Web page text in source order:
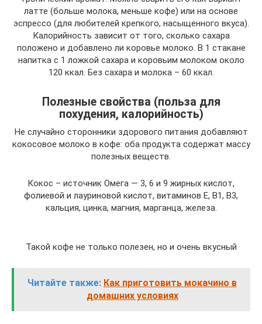
латте (больше молока, меньше кофе) или на основе
эспрессо (для любителей крепкого, насыщенного вкуса).
Калорийность зависит от того, сколько сахара
положено и добавлено ли коровье молоко. В 1 стакане
напитка с 1 ложкой сахара и коровьим молоком около
120 ккал. Без сахара и молока – 60 ккал.
Полезные свойства (польза для
похудения, калорийность)
Не случайно сторонники здорового питания добавляют
кокосовое молоко в кофе: оба продукта содержат массу
полезных веществ.
Кокос – источник Омега — 3, 6 и 9 жирных кислот,
фолиевой и лауриновой кислот, витаминов Е, В1, В3,
кальция, цинка, магния, марганца, железа.
Такой кофе не только полезен, но и очень вкусный
Читайте также: Как приготовить мокачино в
домашних условиях